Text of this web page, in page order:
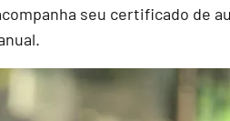
seu certificado de